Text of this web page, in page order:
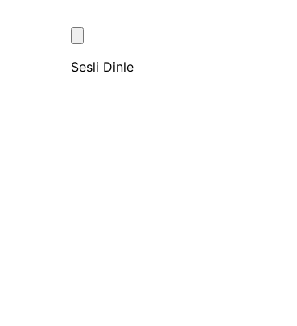
Sesli Dinle